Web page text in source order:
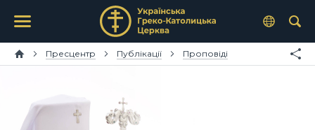
Пресцентр Публікації Проповіді